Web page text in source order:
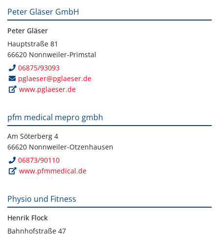
Peter Gläser GmbH
Peter Gläser
Hauptstraße 81
66620 Nonnweiler-Primstal
06875/93093
pglaeser@pglaeser.de
www.pglaeser.de
pfm medical mepro gmbh
Am Söterberg 4
66620 Nonnweiler-Otzenhausen
06873/90110
www.pfmmedical.de
Physio und Fitness
Henrik Flock
Bahnhofstraße 47